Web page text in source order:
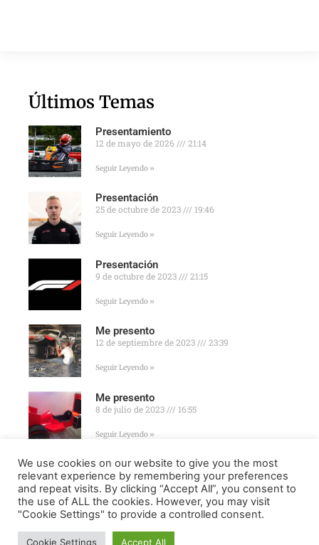
Últimos Temas
Presentamiento
12 de mayo de 2026 21:14
Seguir Leyendo »
Presentación
25 de octubre de 2023 19:46
Seguir Leyendo »
Presentación
9 de octubre de 2023 21:15
Seguir Leyendo »
Me presento
12 de septiembre de 2023 23:39
Seguir Leyendo »
Me presento
8 de julio de 2023 16:55
Seguir Leyendo »
FORMULA ONLINE © ALL RIGHTS RESERVED ||
♥ IN SPAIN
We use cookies on our website to give you the most
relevant experience by remembering your preferences
and repeat visits. By clicking “Accept All”, you consent to
the use of ALL the cookies. However, you may visit
"Cookie Settings" to provide a controlled consent.
Cookie Settings Accept All